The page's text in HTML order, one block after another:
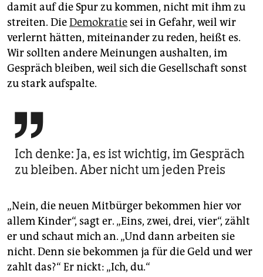
damit auf die Spur zu kommen, nicht mit ihm zu
streiten. DieDemokratie sei in Gefahr, weil wir
verlernt hätten, miteinander zu reden, heißt es.
Wir sollten andere Meinungen aushalten, im
Gespräch bleiben, weil sich die Gesellschaft sonst
zu stark aufspalte.

Ich denke: Ja, es ist wichtig, im Gespräch
zu bleiben. Aber nicht um jeden Preis
„Nein, die neuen Mitbürger bekommen hier vor
allem Kinder“, sagt er. „Eins, zwei, drei, vier“, zählt
er und schaut mich an. „Und dann arbeiten sie
nicht. Denn sie bekommen ja für die Geld und wer
zahlt das?“ Er nickt: „Ich, du.“